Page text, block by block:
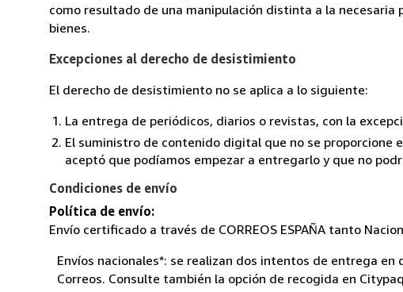
como resultado de una manipulación distinta a la
bienes.
Excepciones al derecho de desistimiento
El derecho de desistimiento no se aplica a lo siguiente:
La entrega de periódicos, diarios o revistas, con la
El suministro de contenido digital que no se proporcione
aceptó que podíamos empezar a entregarlo y que no
Condiciones de envío
Política de envío:
Envío certificado a través de CORREOS ESPAÑA tanto
Envíos nacionales*: se realizan dos intentos de entrega
Correos. Consulte también la opción de recogida en